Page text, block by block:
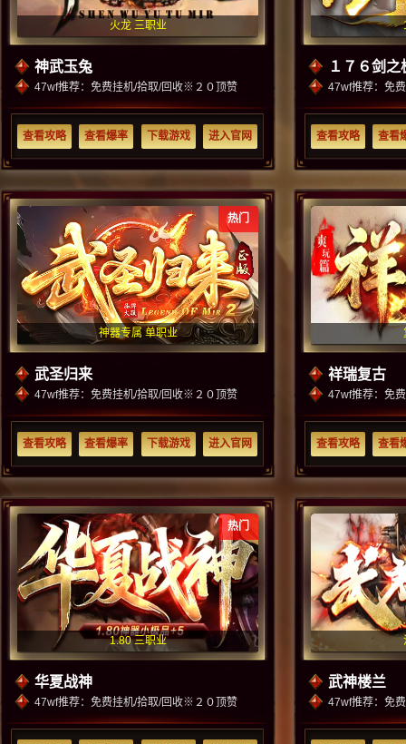
火龙 三职业
神武玉兔
47wf推荐：免费挂机/拾取/回收※２０顶赞
查看攻略 查看爆率 下载游戏 进入官网
１７６剑之
47wf推荐：免
查看攻略 查看
热门
神器专属 单职业
武圣归来
47wf推荐：免费挂机/拾取/回收※２０顶赞
查看攻略 查看爆率 下载游戏 进入官网
祥瑞复古
47wf推荐：免
查看攻略 查看
热门
1.80 三职业
华夏战神
47wf推荐：免费挂机/拾取/回收※２０顶赞
武神楼兰
47wf推荐：免